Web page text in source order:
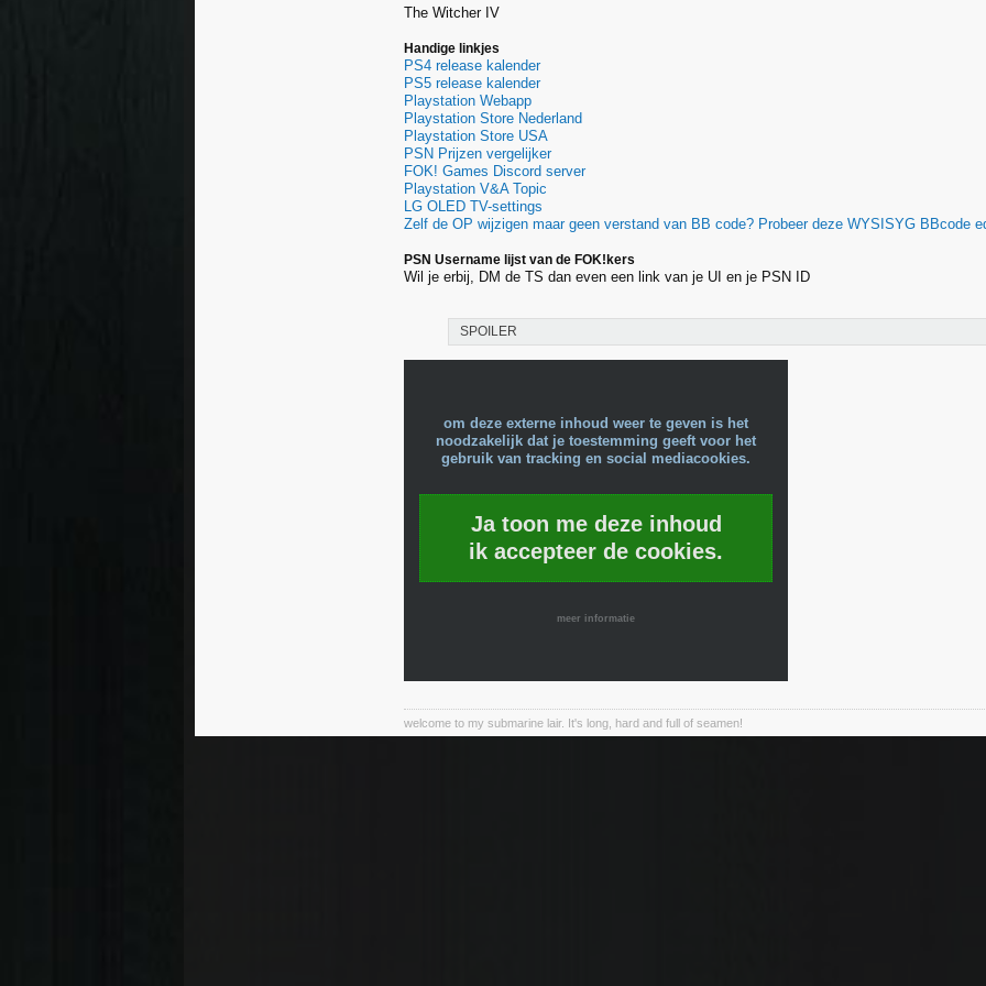
The Witcher IV
Handige linkjes
PS4 release kalender
PS5 release kalender
Playstation Webapp
Playstation Store Nederland
Playstation Store USA
PSN Prijzen vergelijker
FOK! Games Discord server
Playstation V&A Topic
LG OLED TV-settings
Zelf de OP wijzigen maar geen verstand van BB code? Probeer deze WYSISYG BBcode
PSN Username lijst van de FOK!kers
Wil je erbij, DM de TS dan even een link van je UI en je PSN ID
SPOILER
om deze externe inhoud weer te geven is het
noodzakelijk dat je toestemming geeft voor het
gebruik van tracking en social mediacookies.
Ja toon me deze inhoud
ik accepteer de cookies.
meer informatie
welcome to my submarine lair. It's long, hard and full of seamen!